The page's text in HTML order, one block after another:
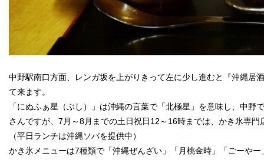
中野駅南口方面、レンガ坂を上がりきって左に少し進むと『沖縄居
て来ます。
「にぬふぁ星（ぶし）」は沖縄の言葉で「北極星」を意味し、中野
さんですが、7月～8月までの土日祝日12～16時までは、かき氷専門
（平日ランチは沖縄ソバを提供中）
かき氷メニューは7種類で「沖縄ぜんざい」「月桃金時」「ごーや